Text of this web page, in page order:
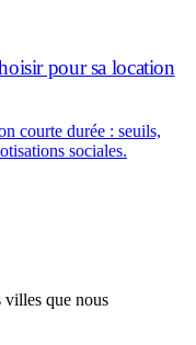
pour sa location
courte durée : seuils,
sociales.
villes que nous